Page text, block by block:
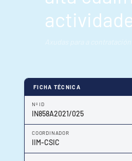
FICHA TÉCNICA
Nº ID
IN858A2021/025
COORDINADOR
IIM-CSIC